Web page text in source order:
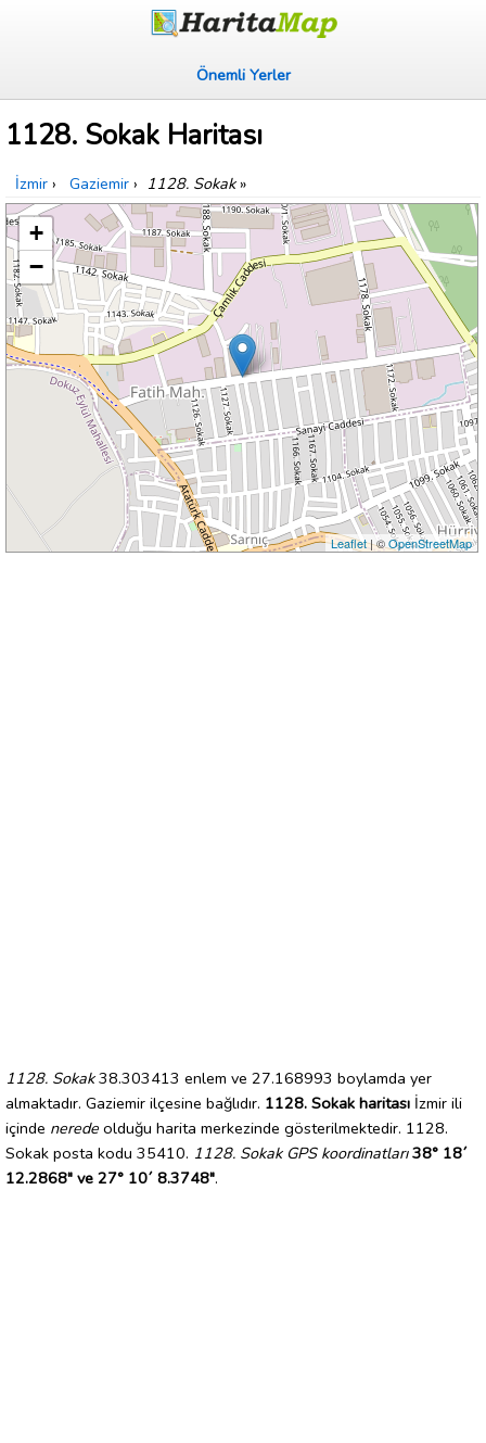
Önemli Yerler
1128. Sokak Haritası
İzmir › Gaziemir › 1128. Sokak»
+
−
Leaflet| ©OpenStreetMap
1128. Sokak38.303413 enlem ve 27.168993 boylamda yer
almaktadır. Gaziemir ilçesine bağlıdır. 1128. Sokak haritası İzmir ili
içinde nerede olduğu harita merkezinde gösterilmektedir. 1128.
Sokak posta kodu 35410. 1128. Sokak GPS koordinatları 38° 18´
12.2868" ve 27° 10´ 8.3748".